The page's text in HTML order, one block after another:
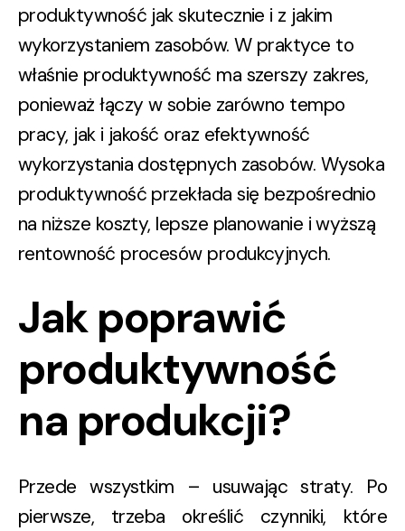
produktywność jak skutecznie i z jakim
wykorzystaniem zasobów. W praktyce to
właśnie produktywność ma szerszy zakres,
ponieważ łączy w sobie zarówno tempo
pracy, jak i jakość oraz efektywność
wykorzystania dostępnych zasobów. Wysoka
produktywność przekłada się bezpośrednio
na niższe koszty, lepsze planowanie i wyższą
rentowność procesów produkcyjnych.
Jak poprawić
produktywność
na produkcji?
Przede wszystkim – usuwając straty. Po
pierwsze, trzeba określić czynniki, które